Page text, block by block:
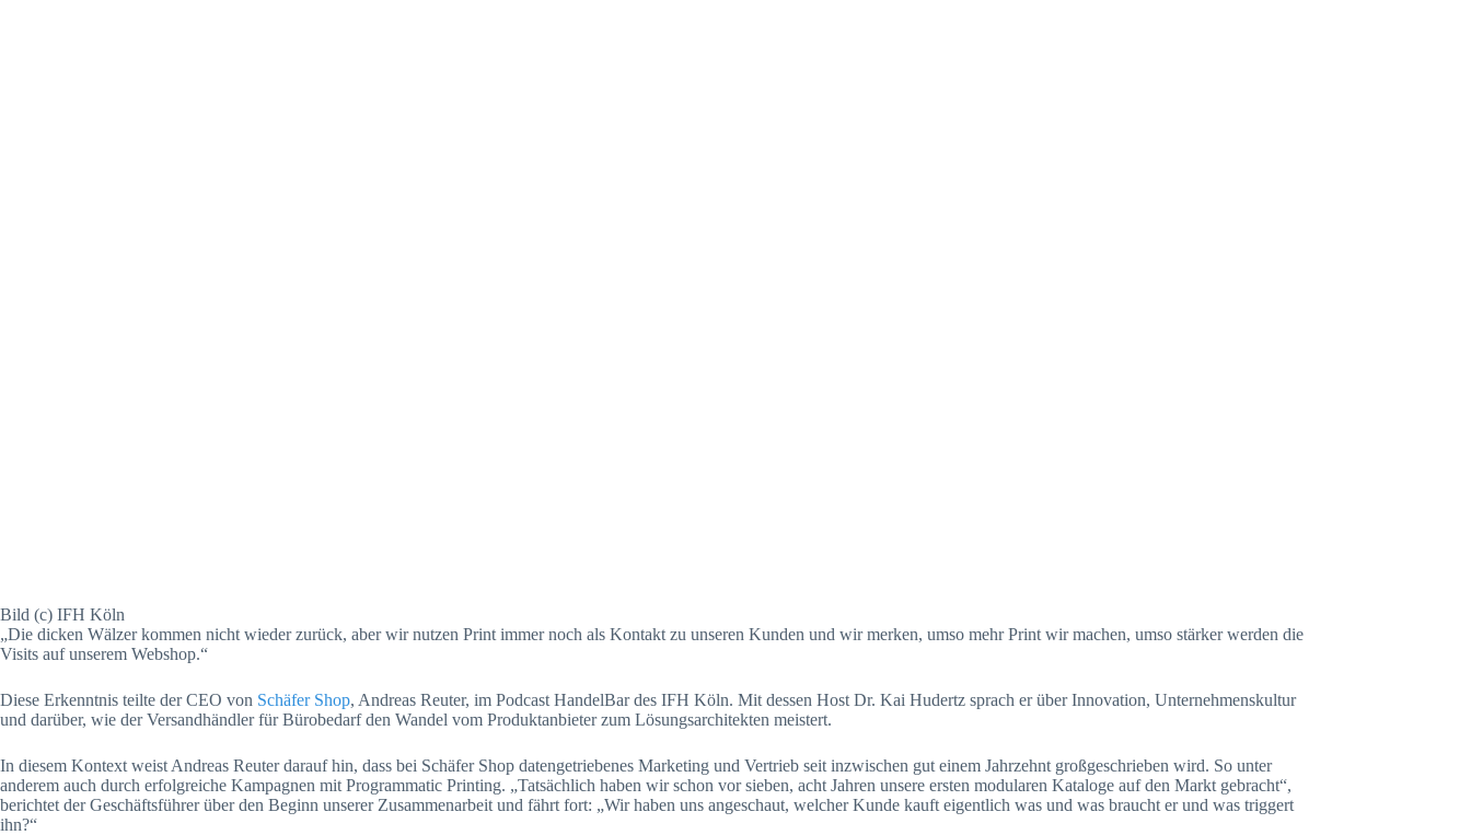
Bild (c) IFH Köln
„Die dicken Wälzer kommen nicht wieder zurück, aber wir nutzen Print immer noch als Kontakt zu unseren Kunden und wir merken, umso mehr Print wir machen, umso stärker werden die
Visits auf unserem Webshop.“
Diese Erkenntnis teilte der CEO von Schäfer Shop, Andreas Reuter, im Podcast HandelBar des IFH Köln. Mit dessen Host Dr. Kai Hudertz sprach er über Innovation, Unternehmenskultur
und darüber, wie der Versandhändler für Bürobedarf den Wandel vom Produktanbieter zum Lösungsarchitekten meistert.
In diesem Kontext weist Andreas Reuter darauf hin, dass bei Schäfer Shop datengetriebenes Marketing und Vertrieb seit inzwischen gut einem Jahrzehnt großgeschrieben wird. So unter
anderem auch durch erfolgreiche Kampagnen mit Programmatic Printing. „Tatsächlich haben wir schon vor sieben, acht Jahren unsere ersten modularen Kataloge auf den Markt gebracht“,
berichtet der Geschäftsführer über den Beginn unserer Zusammenarbeit und fährt fort: „Wir haben uns angeschaut, welcher Kunde kauft eigentlich was und was braucht er und was triggert
ihn?“